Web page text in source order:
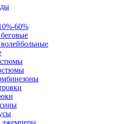
60%
джемперы